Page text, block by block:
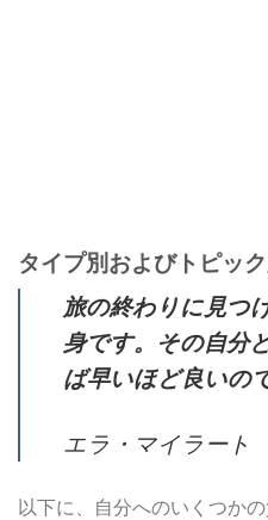
タイプ別およびトピッ
旅の終わりに見つ
身です。その自分
ば早いほど良いの
エラ・マイラート
以下に、自分へのいくつか